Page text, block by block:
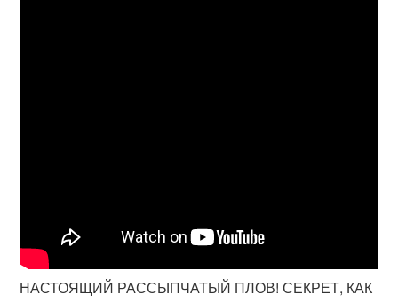
НАСТОЯЩИЙ РАССЫПЧАТЫЙ ПЛОВ! СЕКРЕТ, КАК